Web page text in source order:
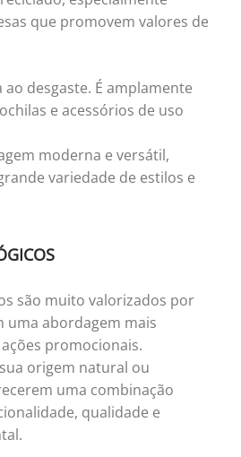
que promovem valores de
ao desgaste. É amplamente
e acessórios de uso
moderna e versátil,
variedade de estilos e
são muito valorizados por
uma abordagem mais
promocionais.
origem natural ou
uma combinação
qualidade e